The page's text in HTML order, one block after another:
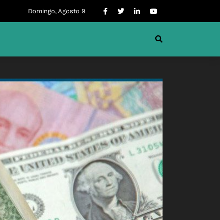
Domingo, Agosto 9